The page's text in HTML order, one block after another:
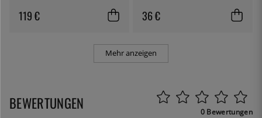
119 € 36 €
Mehr anzeigen
BEWERTUNGEN 0 Bewertungen